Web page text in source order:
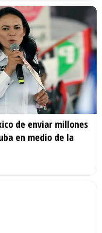
de enviar millones
en medio de la